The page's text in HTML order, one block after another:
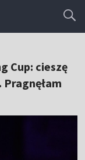
Cup: cieszę